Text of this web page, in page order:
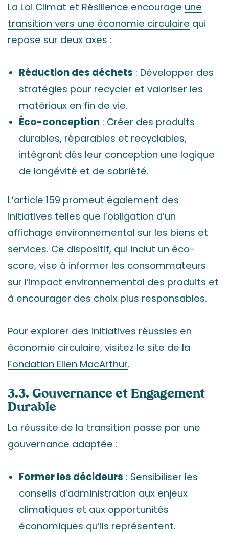
La Loi Climat et Résilience encourage une
transition vers une économie circulaire qui
repose sur deux axes :
Réduction des déchets : Développer des
stratégies pour recycler et valoriser les
matériaux en fin de vie.
Éco-conception : Créer des produits
durables, réparables et recyclables,
intégrant dès leur conception une logique
de longévité et de sobriété.
L’article 159 promeut également des
initiatives telles que l’obligation d’un
affichage environnemental sur les biens et
services. Ce dispositif, qui inclut un éco-
score, vise à informer les consommateurs
sur l’impact environnemental des produits et
à encourager des choix plus responsables.
Pour explorer des initiatives réussies en
économie circulaire, visitez le site de la
Fondation Ellen MacArthur.
3.3. Gouvernance et Engagement
Durable
La réussite de la transition passe par une
gouvernance adaptée :
Former les décideurs : Sensibiliser les
conseils d’administration aux enjeux
climatiques et aux opportunités
économiques qu’ils représentent.